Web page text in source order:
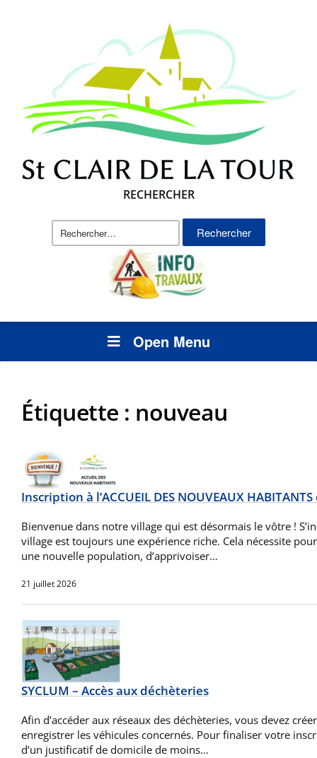
RECHERCHER
Rechercher :
Open Menu
Étiquette : nouveau
Inscription à l’ACCUEIL DES NOUVEAUX
Bienvenue dans notre village qui est désormais le vôtre !
village est toujours une expérience riche. Cela nécessite
une nouvelle population, d’apprivoiser…
21 juillet 2026
SYCLUM – Accès aux déchèteries
Afin d’accéder aux réseaux des déchèteries, vous devez
enregistrer les véhicules concernés. Pour finaliser votre
d’un justificatif de domicile de moins…